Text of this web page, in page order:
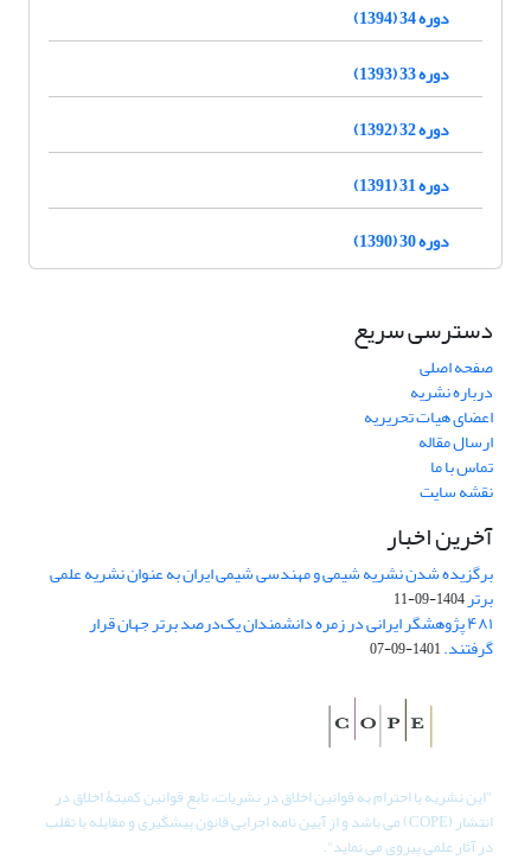
دوره 34 (1394)
دوره 33 (1393)
دوره 32 (1392)
دوره 31 (1391)
دوره 30 (1390)
دسترسی سریع
صفحه اصلی
درباره نشریه
اعضای هیات تحریریه
ارسال مقاله
تماس با ما
نقشه سایت
آخرین اخبار
برگزیده شدن نشریه شیمی و مهندسی شیمی ایران به عنوان نشریه علمی
برتر1404-09-11
۴۸۱ پژوهشگر ایرانی در زمره دانشمندان یک‌درصد برتر جهان قرار
گرفتند.1401-09-07
"این نشریه با احترام به قوانین اخلاق در نشریات، تابع قوانین کمیتۀ اخلاق در
انتشار (COPE) می باشد و از آیین نامه اجرایی قانون پیشگیری و مقابله با تقلب
در آثار علمی پیروی می نماید".